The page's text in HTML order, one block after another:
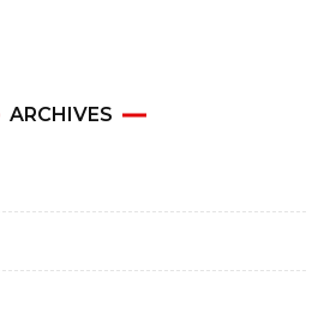
ARCHIVES